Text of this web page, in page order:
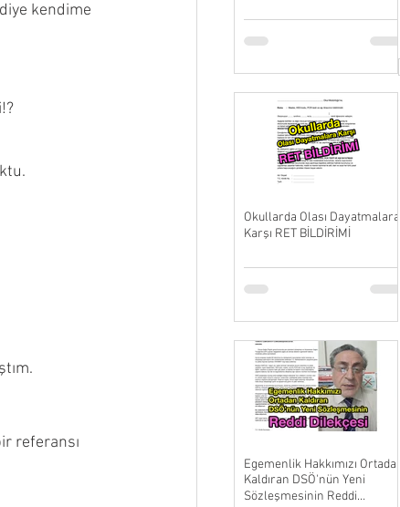
kendime
referansı
Okullarda Olası Dayatmalara
Karşı RET BİLDİRİMİ
Egemenlik Hakkımızı
Kaldıran DSÖ'nün Yeni
Sözleşmesinin Reddi